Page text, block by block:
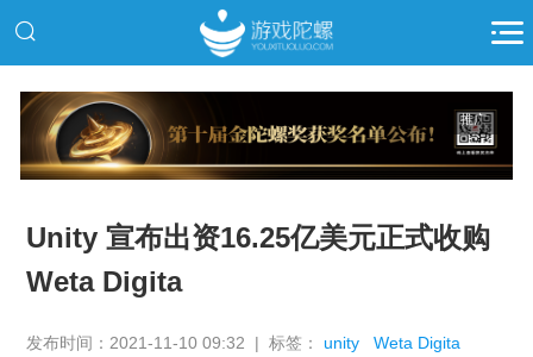
推广
Unity 宣布出资16.25亿美元正式收购
Weta Digita
发布时间：2021-11-10 09:32 | 标签：unity Weta Digita